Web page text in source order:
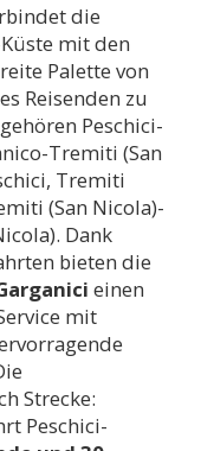
die
mit den
Palette von
Reisenden zu
Peschici-
Tremiti (San
Tremiti
(San Nicola)-
Dank
bieten die
einen
mit
Strecke:
Peschici-